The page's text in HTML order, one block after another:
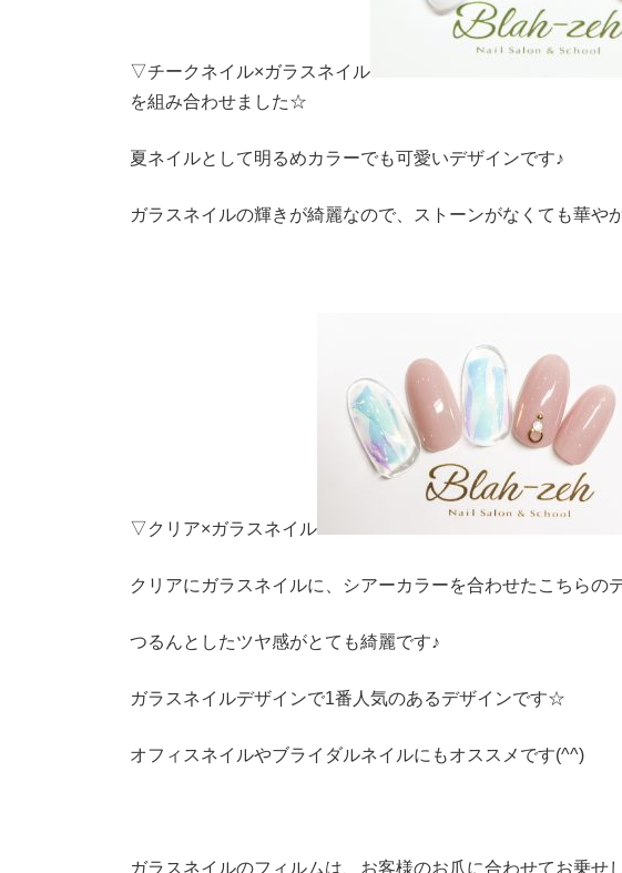
▽チークネイル×ガラスネイル
を組み合わせました☆
夏ネイルとして明るめカラーでも可愛いデザインです♪
ガラスネイルの輝きが綺麗なので、ストーンがなくても華や
▽クリア×ガラスネイル
クリアにガラスネイルに、シアーカラーを合わせたこちらの
つるんとしたツヤ感がとても綺麗です♪
ガラスネイルデザインで1番人気のあるデザインです☆
オフィスネイルやブライダルネイルにもオススメです(^^)
ガラスネイルのフィルムは、お客様のお爪に合わせてお乗せ